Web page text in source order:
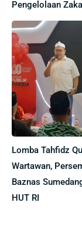
Pengelolaan
Lomba Tahfidz
Wartawan,
Baznas
HUT RI